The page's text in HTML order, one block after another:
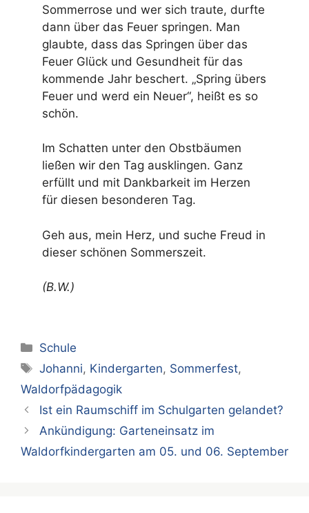
Sommerrose und wer sich traute, durfte
dann über das Feuer springen. Man
glaubte, dass das Springen über das
Feuer Glück und Gesundheit für das
kommende Jahr beschert. „Spring übers
Feuer und werd ein Neuer“, heißt es so
schön.
Im Schatten unter den Obstbäumen
ließen wir den Tag ausklingen. Ganz
erfüllt und mit Dankbarkeit im Herzen
für diesen besonderen Tag.
Geh aus, mein Herz, und suche Freud in
dieser schönen Sommerszeit.
(B.W.)
Kategorien
Schule
Schlagwörter
Johanni, Kindergarten, Sommerfest,
Waldorfpädagogik
Ist ein Raumschiff im Schulgarten gelandet?
Ankündigung: Garteneinsatz im
Waldorfkindergarten am 05. und 06. September